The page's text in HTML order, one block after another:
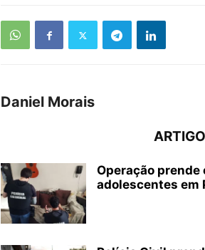
Daniel Morais
Operação
adolescentes em